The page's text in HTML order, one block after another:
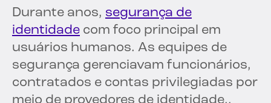
Durante anos, segurança de
identidade com foco principal em
usuários humanos. As equipes de
segurança gerenciavam funcionários,
contratados e contas privilegiadas por